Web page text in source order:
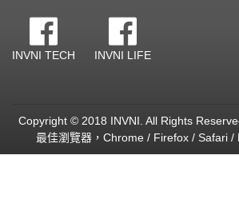
INVNI TECH INVNI LIFE
Copyright © 2018 INVNI. All Rights
最佳瀏覽器，Chrome / Firefox / Safari /